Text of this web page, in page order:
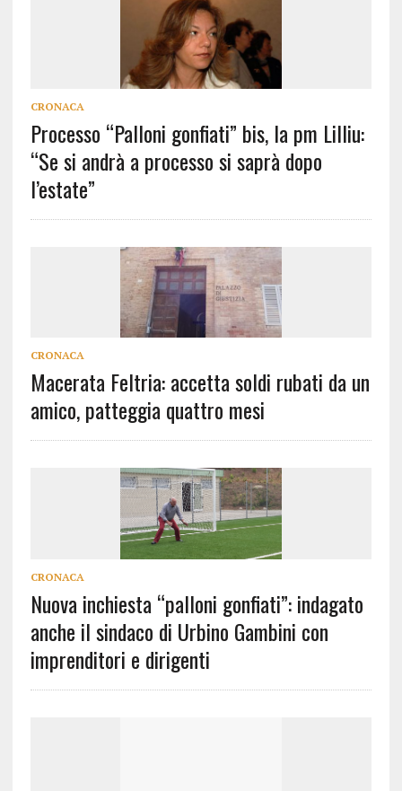
CRONACA
Processo “Palloni gonfiati” bis, la pm Lilliu:
“Se si andrà a processo si saprà dopo
l’estate”
CRONACA
Macerata Feltria: accetta soldi rubati da un
amico, patteggia quattro mesi
CRONACA
Nuova inchiesta “palloni gonfiati”: indagato
anche il sindaco di Urbino Gambini con
imprenditori e dirigenti